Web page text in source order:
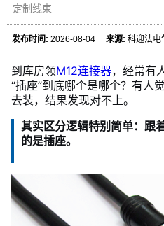
定制线束
发布时间: 2026-08-04来源: 科迎法
到库房领M12连接器，经常有
“插座”到底哪个是哪个？有人
去装，结果发现对不上。
其实区分逻辑特别简单： 跟
的是插座。